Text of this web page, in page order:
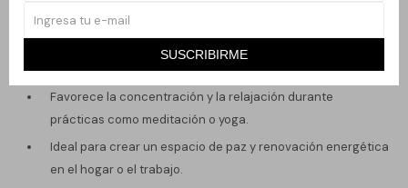
SUSCRIBIRME
Ayuda a purificar y armonizar el ambiente.
Favorece la concentración y la relajación durante
prácticas como meditación o yoga.
Ideal para crear un espacio de paz y renovación energética
en el hogar o el trabajo.